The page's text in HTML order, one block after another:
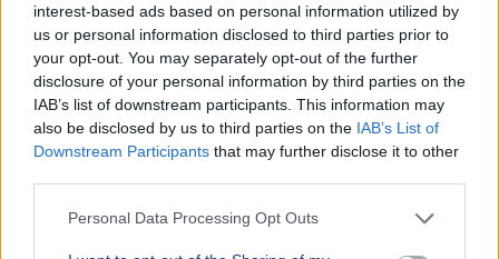
interest-based ads based on personal information utilized by
us or personal information disclosed to third parties prior to
your opt-out. You may separately opt-out of the further
disclosure of your personal information by third parties on the
IAB’s list of downstream participants. This information may
also be disclosed by us to third parties on the IAB’s List of
Downstream Participants that may further disclose it to other
Personal Data Processing Opt Outs
Szijjártó Péter NER Dubaj Munka
kritizált hónapok után most Mallorcán pihen, idén már